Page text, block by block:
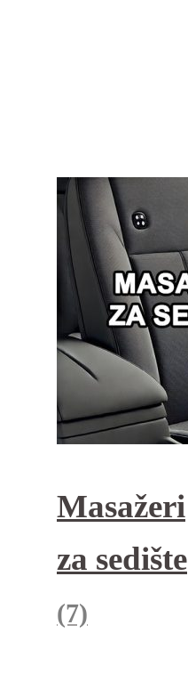
Masažeri
za sedište
(7)